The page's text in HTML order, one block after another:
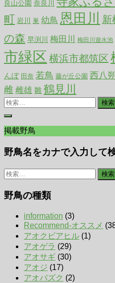
良山公園 奈良川
町 岩川 巣 幼鳥 恩田川 新
の森 早渕川 梅田川 梅田川遊水池
市緑区 横浜市都筑区
んぼ 田奈 若鳥 藤が丘公園 西八
雌 雌雄 雛 鶴見川
検
掲載野鳥
野鳥名をカナで入力して
検
野鳥の種類
information (3)
Recommend-オススメ
アオクビアヒル (1)
アオゲラ (29)
アオサギ (30)
アオジ (17)
アオバズク (2)